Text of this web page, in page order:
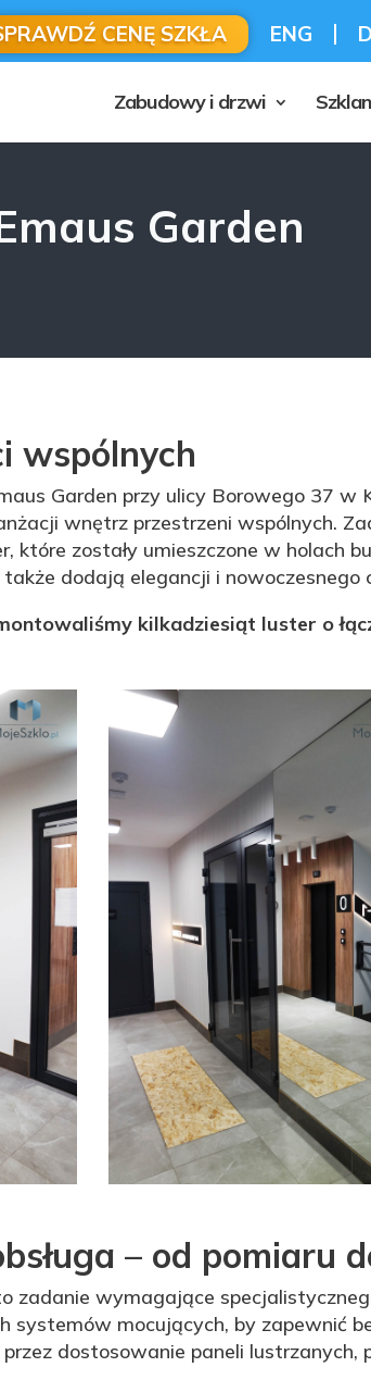
CENĘ SZKŁA ENG
Zabudowy i drzwi
Garden
wspólnych
Garden przy ulicy Borowego 37 w
wnętrz przestrzeni wspólnych.
które zostały umieszczone w holach
dodają elegancji i nowoczesnego
kilkadziesiąt luster o
– od pomiaru
zadanie wymagające
systemów mocujących, by zapewnić
dostosowanie paneli lustrzanych,